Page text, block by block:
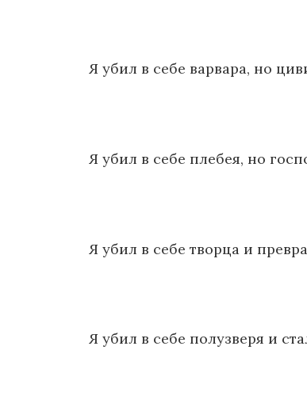
Я убил в себе варвара, но
Я убил в себе плебея, но
Я убил в себе творца и
Я убил в себе полузверя и